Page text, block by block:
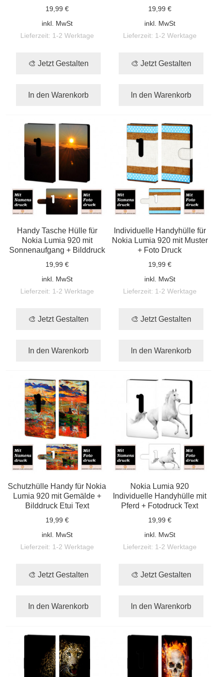
19,99 €
inkl. MwSt
Lieferzeit: 1-2 Werktage
🎨 Jetzt Gestalten
In den Warenkorb
19,99 €
inkl. MwSt
Lieferzeit: 1-2 Werktage
🎨 Jetzt Gestalten
In den Warenkorb
Handy Tasche Hülle für
Nokia Lumia 920 mit
Sonnenaufgang + Bilddruck
19,99 €
inkl. MwSt
Lieferzeit: 1-2 Werktage
🎨 Jetzt Gestalten
In den Warenkorb
Individuelle Handyhülle für
Nokia Lumia 920 mit Muster
+ Foto Druck
19,99 €
inkl. MwSt
Lieferzeit: 1-2 Werktage
🎨 Jetzt Gestalten
In den Warenkorb
Schutzhülle Handy für Nokia
Lumia 920 mit Gemälde +
Bilddruck Etui Text
19,99 €
inkl. MwSt
Lieferzeit: 1-2 Werktage
🎨 Jetzt Gestalten
In den Warenkorb
Nokia Lumia 920
Individuelle Handyhülle mit
Pferd + Fotodruck Text
19,99 €
inkl. MwSt
Lieferzeit: 1-2 Werktage
🎨 Jetzt Gestalten
In den Warenkorb